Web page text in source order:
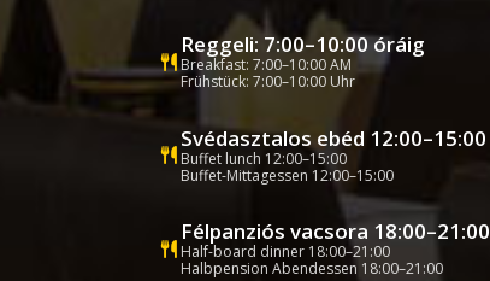
Reggeli: 7:00–10:00 óráig
Breakfast: 7:00–10:00 AM
Frühstück: 7:00–10:00 Uhr
Svédasztalos ebéd 12:00–15:00
Buffet lunch 12:00–15:00
Buffet-Mittagessen 12:00–15:00
Félpanziós vacsora 18:00–21:00
Half-board dinner 18:00–21:00
Halbpension Abendessen 18:00–21:00